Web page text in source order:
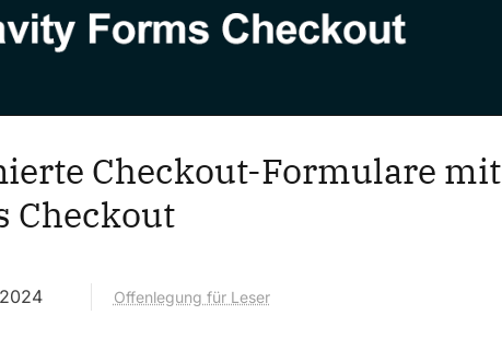
Checkout-Formulare mit
Checkout
Offenlegung für Leser